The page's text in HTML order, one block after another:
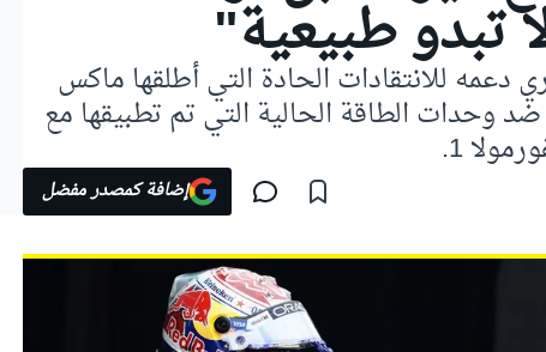
تبدو طبيعية"
دعمه للانتقادات الحادة التي أطلقها ماكس
وحدات الطاقة الحالية التي تم تطبيقها مع
إضافة كمصدر مفضل